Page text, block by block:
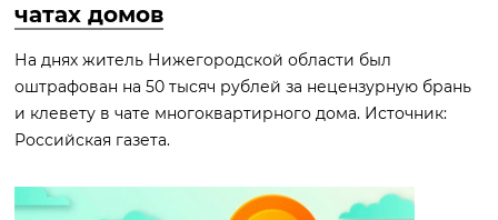
чатах домов
На днях житель Нижегородской области был
оштрафован на 50 тысяч рублей за нецензурную брань
и клевету в чате многоквартирного дома. Источник:
Российская газета.